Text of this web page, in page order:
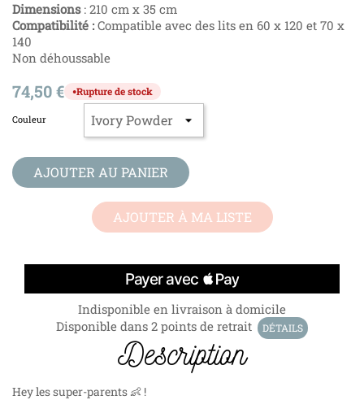
Dimensions: 210 cm x 35 cm
Compatibilité : Compatible avec des lits en 60 x 120 et 70 x
140
Non déhoussable
74,50 € ●Rupture de stock
Couleur
AJOUTER AU PANIER
AJOUTER À MA LISTE
Indisponible en livraison à domicile
Disponible dans 2 points de retrait
DÉTAILS
Description
Hey les super-parents 👶 !